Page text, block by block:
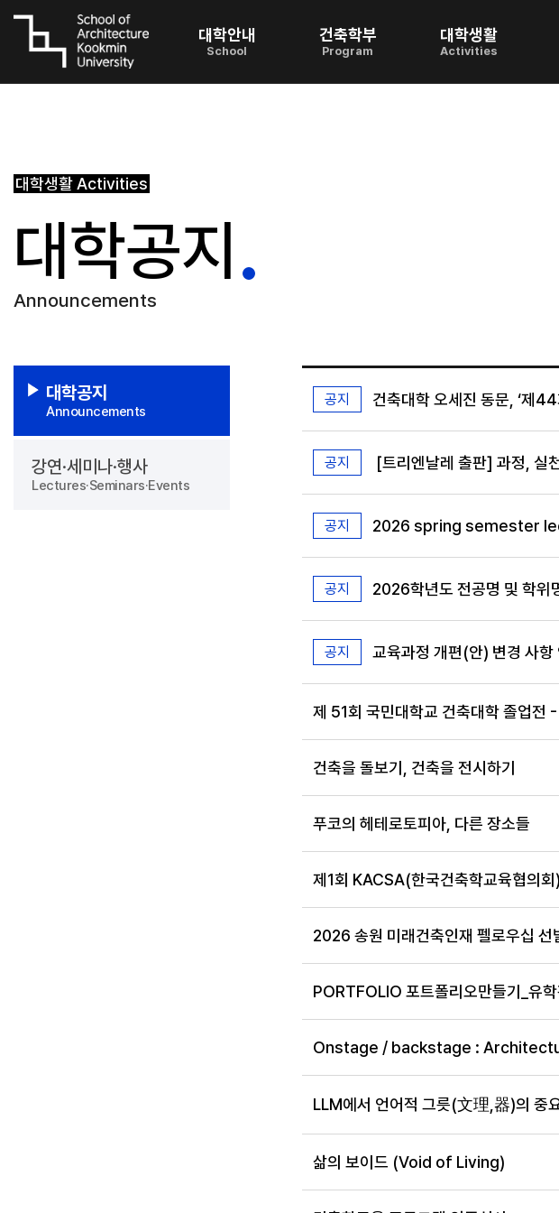
대학안내
School
건축학부
Program
대학생활
Activities
대학생활Activities
대학공지
Announcements
대학공지
Announcements
강연·세미나·행사
Lectures·Seminars·Events
공지 건축대학 오세진 동문, ‘제
공지 [트리엔날레 출판] 과정, 실
공지 2026 spring semester
공지 2026학년도 전공명 및 학위
공지 교육과정 개편(안) 변경 사
제 51회 국민대학교 건축대학 졸업
건축을 돌보기, 건축을 전시하기
푸코의 헤테로토피아, 다른 장소들
제1회 KACSA(한국건축학교육협의
2026 송원 미래건축인재 펠로우십 선
PORTFOLIO 포트폴리오만들기_유학
Onstage / backstage :
LLM에서 언어적 그릇(文理,器)의 중
삶의 보이드 (Void of Living)